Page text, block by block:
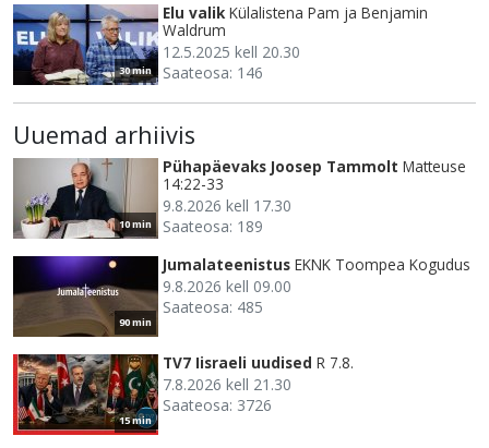
30 min
Elu valik Külalistena Pam ja Benjamin
Waldrum
12.5.2025 kell 20.30
Saateosa: 146
Uuemad arhiivis
10 min
Pühapäevaks Joosep Tammolt Matteuse
14:22-33
9.8.2026 kell 17.30
Saateosa: 189
90 min
Jumalateenistus EKNK Toompea Kogudus
9.8.2026 kell 09.00
Saateosa: 485
15 min
TV7 Iisraeli uudised R 7.8.
7.8.2026 kell 21.30
Saateosa: 3726